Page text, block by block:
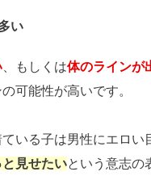
い
、もしくは体のラインが
可能性が高いです。
いる子は男性にエロい
見せたいという意志の